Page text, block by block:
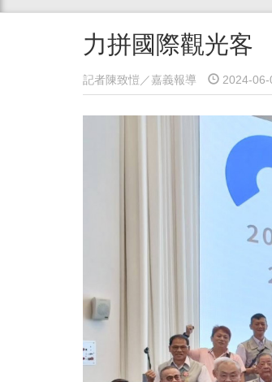
力拼國際觀光客
記者陳致愷／嘉義報導 2024-